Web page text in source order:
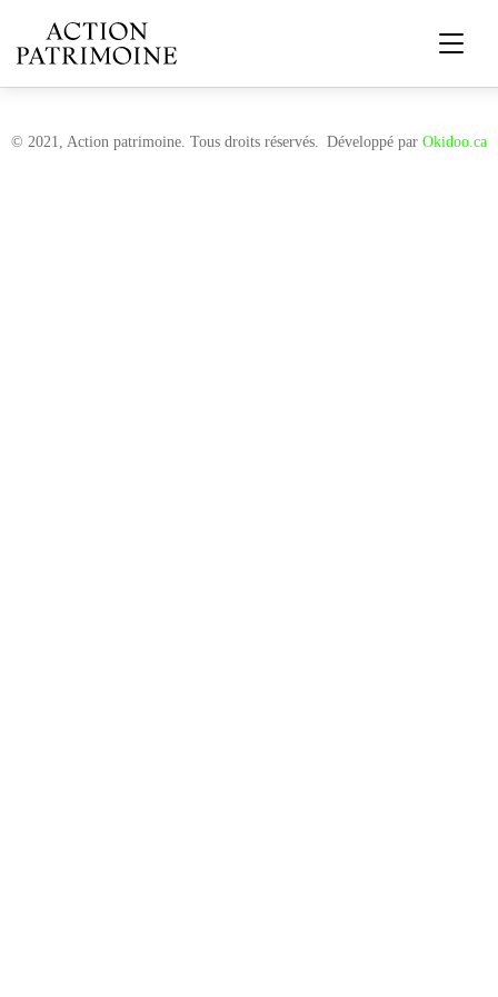
© 2021, Action patrimoine. Tous droits réservés. Développé par Okidoo.ca